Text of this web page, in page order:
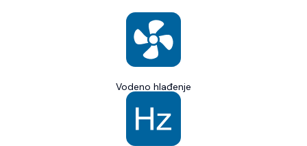
Vodeno hlađenje